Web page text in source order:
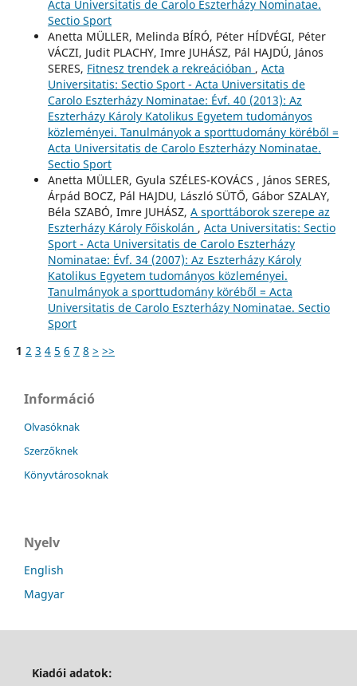
Acta Universitatis de Carolo Eszterházy Nominatae.
Sectio Sport
Anetta MÜLLER, Melinda BÍRÓ, Péter HÍDVÉGI, Péter
VÁCZI, Judit PLACHY, Imre JUHÁSZ, Pál HAJDÚ, János
SERES, Fitnesz trendek a rekreációban , Acta
Universitatis: Sectio Sport - Acta Universitatis de
Carolo Eszterházy Nominatae: Évf. 40 (2013): Az
Eszterházy Károly Katolikus Egyetem tudományos
közleményei. Tanulmányok a sporttudomány köréből =
Acta Universitatis de Carolo Eszterházy Nominatae.
Sectio Sport
Anetta MÜLLER, Gyula SZÉLES-KOVÁCS , János SERES,
Árpád BOCZ, Pál HAJDU, László SÜTŐ, Gábor SZALAY,
Béla SZABÓ, Imre JUHÁSZ, A sporttáborok szerepe az
Eszterházy Károly Főiskolán , Acta Universitatis: Sectio
Sport - Acta Universitatis de Carolo Eszterházy
Nominatae: Évf. 34 (2007): Az Eszterházy Károly
Katolikus Egyetem tudományos közleményei.
Tanulmányok a sporttudomány köréből = Acta
Universitatis de Carolo Eszterházy Nominatae. Sectio
Sport
1 2 3 4 5 6 7 8 > >>
Információ
Olvasóknak
Szerzőknek
Könyvtárosoknak
Nyelv
English
Magyar
Kiadói adatok: